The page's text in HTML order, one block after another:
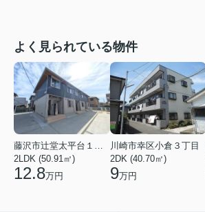
よく見られている物件
2LDK (50.91㎡)
12.8万円
川崎市幸区小倉３丁目
2DK (40.70㎡)
9万円